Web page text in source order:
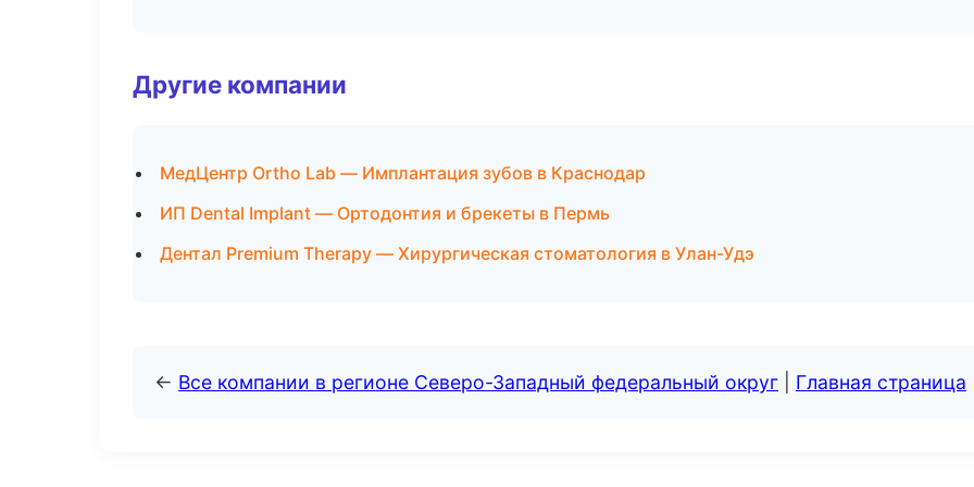
Другие компании
МедЦентр Ortho Lab — Имплантация зубов в Краснодар
ИП Dental Implant — Ортодонтия и брекеты в Пермь
Дентал Premium Therapy — Хирургическая стоматология в Улан-Удэ
← Все компании в регионе Северо-Западный федеральный округ Главная страница